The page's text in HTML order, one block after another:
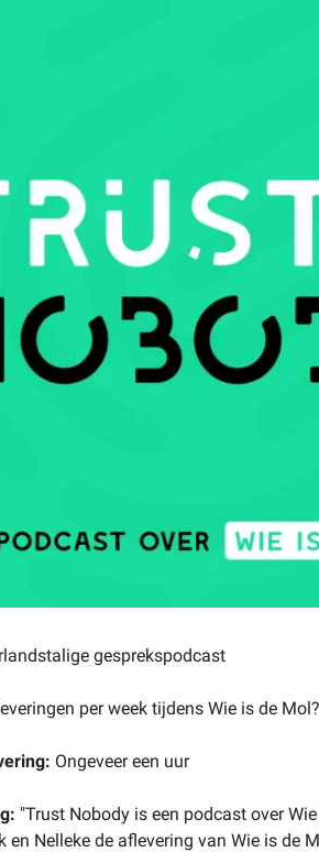
gesprekspodcast
per week tijdens Wie is de Mol?
Ongeveer een uur
"Trust Nobody is een podcast over
en Nelleke de aflevering van Wie is de